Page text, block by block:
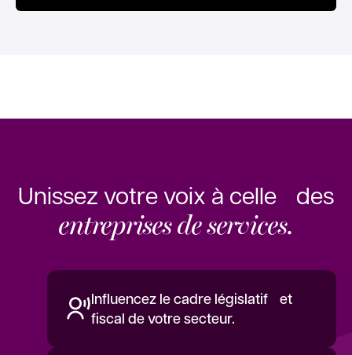
Unissez votre voix à celle des
entreprises de services.
Influencez le cadre législatif et
fiscal de votre secteur.